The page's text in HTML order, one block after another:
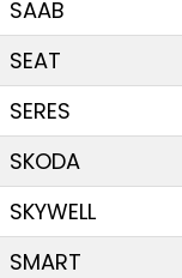
SAAB
SEAT
SERES
SKODA
SKYWELL
SMART